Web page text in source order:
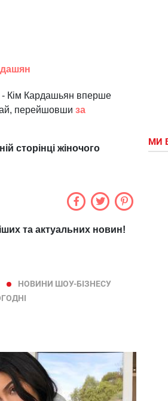
- Кім Кардашьян вперше
перейшовши за
сторінці жіночого
та актуальних новин!
НОВИНИ ШОУ-БІЗНЕСУ
МИ